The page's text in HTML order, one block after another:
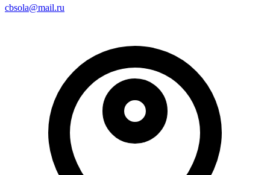
cbsola@mail.ru